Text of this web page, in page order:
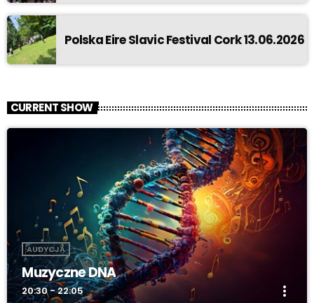
Polska Eire Slavic Festival Cork 13.06.2026
CURRENT SHOW
AUDYCJA
Muzyczne DNA
20:30 - 22:05 more_vert